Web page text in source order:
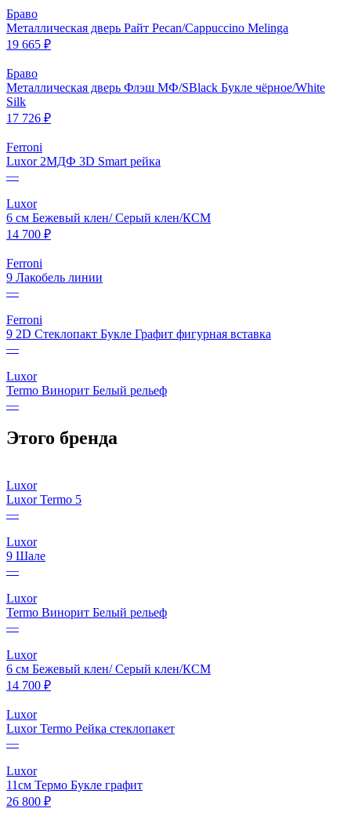
Браво
Металлическая дверь Райт Pecan/Cappuccino Melinga
19 665 ₽
Браво
Металлическая дверь Флэш МФ/SBlack Букле чёрное/White
Silk
17 726 ₽
Ferroni
Luxor 2МДФ 3D Smart рейка
—
Luxor
6 см Бежевый клен/ Серый клен/КСМ
14 700 ₽
Ferroni
9 Лакобель линии
—
Ferroni
9 2D Стеклопакт Букле Графит фигурная вставка
—
Luxor
Termo Винорит Белый рельеф
—
Этого бренда
Luxor
Luxor Termo 5
—
Luxor
9 Шале
—
Luxor
Termo Винорит Белый рельеф
—
Luxor
6 см Бежевый клен/ Серый клен/КСМ
14 700 ₽
Luxor
Luxor Termo Рейка стеклопакет
—
Luxor
11см Термо Букле графит
26 800 ₽